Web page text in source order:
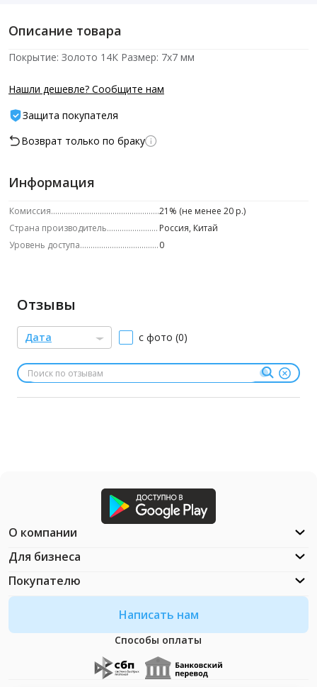
Описание товара
Покрытие: Золото 14К Размер: 7х7 мм
Нашли дешевле? Сообщите нам
Защита покупателя
Возврат только по браку
Информация
Комиссия
21% (не менее 20 р.)
Страна производитель
Россия, Китай
Уровень доступа
0
Отзывы
Дата с фото (0)
Написать нам
Способы оплаты
О компании
Для бизнеса
Покупателю